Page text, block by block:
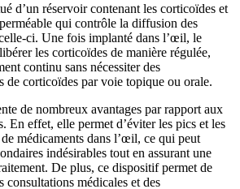
d’un réservoir contenant les corticoïdes et
qui contrôle la diffusion des
ci. Une fois implanté dans l’œil, le
les corticoïdes de manière régulée,
continu sans nécessiter des
de corticoïdes par voie topique ou orale.
de nombreux avantages par rapport aux
En effet, elle permet d’éviter les pics et les
médicaments dans l’œil, ce qui peut
indésirables tout en assurant une
De plus, ce dispositif permet de
consultations médicales et des